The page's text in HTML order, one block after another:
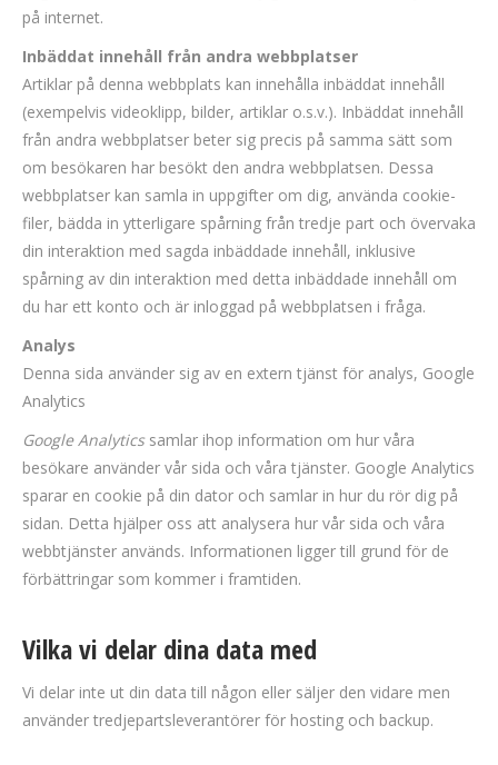
på internet.
Inbäddat innehåll från andra webbplatser
Artiklar på denna webbplats kan innehålla inbäddat innehåll
(exempelvis videoklipp, bilder, artiklar o.s.v.). Inbäddat innehåll
från andra webbplatser beter sig precis på samma sätt som
om besökaren har besökt den andra webbplatsen. Dessa
webbplatser kan samla in uppgifter om dig, använda cookie-
filer, bädda in ytterligare spårning från tredje part och övervaka
din interaktion med sagda inbäddade innehåll, inklusive
spårning av din interaktion med detta inbäddade innehåll om
du har ett konto och är inloggad på webbplatsen i fråga.
Analys
Denna sida använder sig av en extern tjänst för analys, Google
Analytics
Google Analyticssamlar ihop information om hur våra
besökare använder vår sida och våra tjänster. Google Analytics
sparar en cookie på din dator och samlar in hur du rör dig på
sidan. Detta hjälper oss att analysera hur vår sida och våra
webbtjänster används. Informationen ligger till grund för de
förbättringar som kommer i framtiden.
Vilka vi delar dina data med
Vi delar inte ut din data till någon eller säljer den vidare men
använder tredjepartsleverantörer för hosting och backup.